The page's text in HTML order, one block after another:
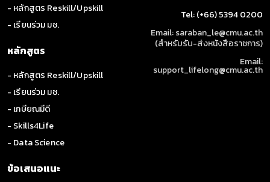
- หลักสูตร Reskill/Upskill
- เรียนร่วม มช.
หลักสูตร
- หลักสูตร Reskill/Upskill
- เรียนร่วม มช.
- เกษียณมีดี
- Skills4Life
- Data Science
ข้อเสนอแนะ
Tel: (+66) 5394 0200
Email: saraban_le@cmu.ac.th
(สำหรับรับ-ส่งหนังสือราชการ)
Email:
support_lifelong@cmu.ac.th